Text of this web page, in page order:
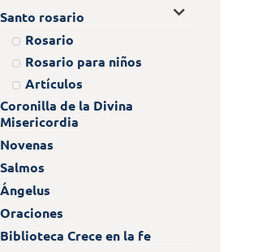
Santo rosario
Rosario
Rosario para niños
Artículos
Coronilla de la Divina
Misericordia
Novenas
Salmos
Ángelus
Oraciones
Biblioteca Crece en la fe